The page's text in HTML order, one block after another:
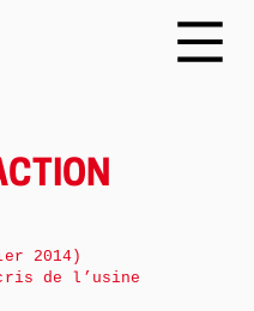
2014)
de l’usine